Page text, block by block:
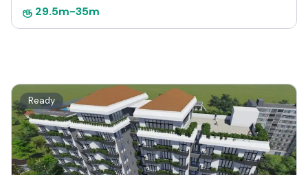
ரூ 29.5m-35m
Ready